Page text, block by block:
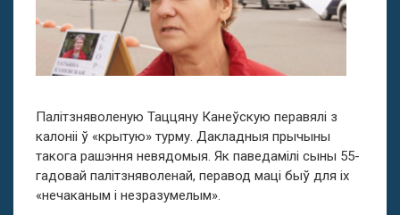
Палітзняволеную Таццяну Канеўскую перавялі з
калоніі ў «крытую» турму. Дакладныя прычыны
такога рашэння невядомыя. Як паведамілі сыны 55-
гадовай палітзняволенай, перавод маці быў для іх
«нечаканым і незразумелым».